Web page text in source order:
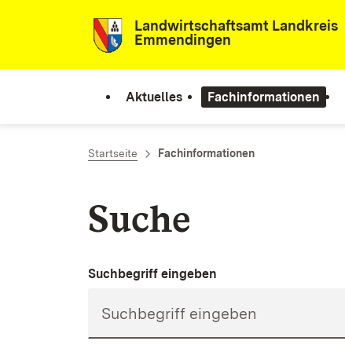
Zum Inhalt springenLandwirtschaftsamt Landkreis
Emmendingen
Aktuelles Fachinformationen
Startseite Fachinformationen
Suche
Suchbegriff eingeben